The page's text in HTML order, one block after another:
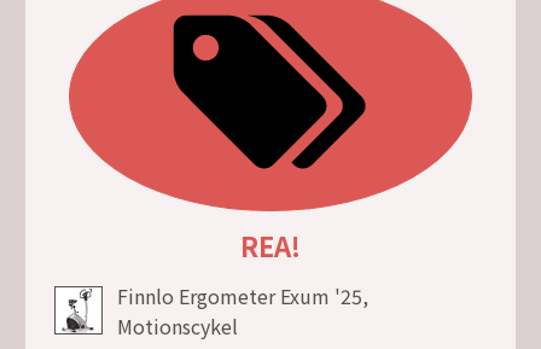
REA!
Finnlo Ergometer Exum '25,
Motionscykel